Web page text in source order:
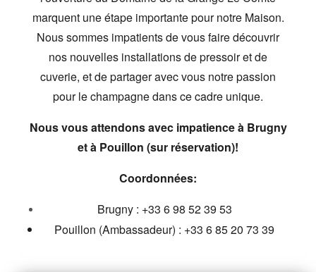
marquent une étape importante pour notre Maison.
Nous sommes impatients de vous faire découvrir
nos nouvelles installations de pressoir et de
cuverie, et de partager avec vous notre passion
pour le champagne dans ce cadre unique.
Nous vous attendons avec impatience à Brugny
et à Pouillon (sur réservation)!
Coordonnées:
Brugny : +33 6 98 52 39 53
Pouillon (Ambassadeur) : +33 6 85 20 73 39